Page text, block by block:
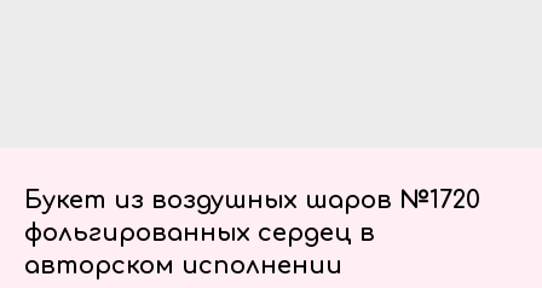
Букет из воздушных шаров №1720
фольгированных сердец в
авторском исполнении